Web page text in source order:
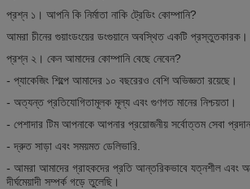
প্রশ্ন ১। আপনি কি নির্মাতা নাকি ট্রেডিং কোম্পানি?
আমরা চীনের গুয়াংডংয়ের ডংগুয়ানে অবস্থিত একটি প্রস্তুতকারক।
প্রশ্ন ২। কেন আমাদের কোম্পানি বেছে নেবেন?
- প্যাকেজিং শিল্পে আমাদের ১০ বছরেরও বেশি অভিজ্ঞতা রয়েছে।
- অত্যন্ত প্রতিযোগিতামূলক মূল্য এবং গুণগত মানের নিশ্চয়তা।
- পেশাদার টিম আপনাকে আপনার প্রয়োজনীয় সর্বোত্তম সেবা
- দ্রুত সাড়া এবং সময়মত ডেলিভারি.
- আমরা আমাদের গ্রাহকদের প্রতি আন্তরিকভাবে যত্নশীল এবং
দীর্ঘমেয়াদী সম্পর্ক গড়ে তুলেছি।